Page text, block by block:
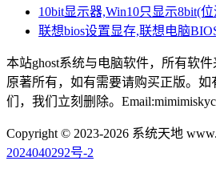
10bit显示器,Win10只显示8bit(
联想bios设置显存,联想电脑
本站ghost系统与电脑软件，所有软
原著所有，如有需要请购买正版。
们，我们立刻删除。
Copyright © 2023-2026 系统天地
2024040292号-2